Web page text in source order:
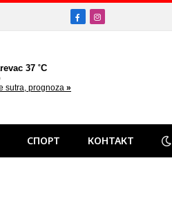
FacebookInstagram
СПОРТ КОНТАКТ